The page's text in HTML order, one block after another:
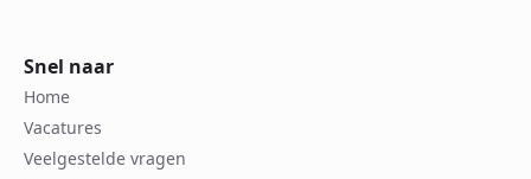
Snel naar
Home
Vacatures
Veelgestelde vragen